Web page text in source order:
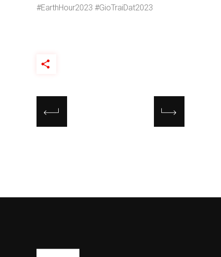
#EarthHour2023 #GioTraiDat2023